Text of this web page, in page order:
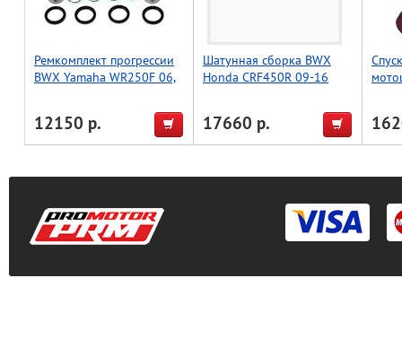
Ремкомплект прогрессии
BWX Yamaha WR250F 06,
12150 р.
Шатунная сборка BWX
Honda CRF450R 09-16
17660 р.